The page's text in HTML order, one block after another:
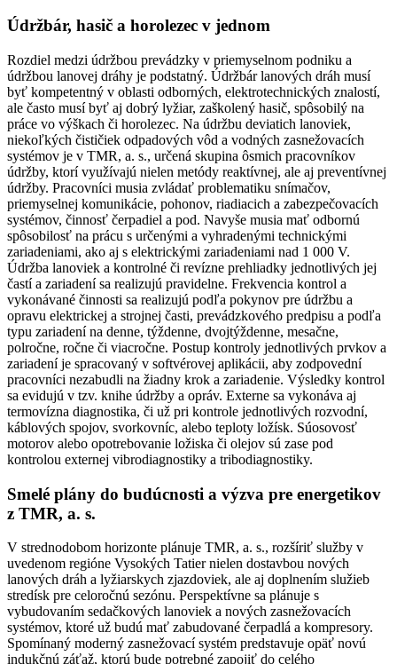
Údržbár, hasič a horolezec v jednom
Rozdiel medzi údržbou prevádzky v priemyselnom podniku a
údržbou lanovej dráhy je podstatný. Údržbár lanových dráh musí
byť kompetentný v oblasti odborných, elektrotechnických znalostí,
ale často musí byť aj dobrý lyžiar, zaškolený hasič, spôsobilý na
práce vo výškach či horolezec. Na údržbu deviatich lanoviek,
niekoľkých čističiek odpadových vôd a vodných zasnežovacích
systémov je v TMR, a. s., určená skupina ôsmich pracovníkov
údržby, ktorí využívajú nielen metódy reaktívnej, ale aj preventívnej
údržby. Pracovníci musia zvládať problematiku snímačov,
priemyselnej komunikácie, pohonov, riadiacich a zabezpečovacích
systémov, činnosť čerpadiel a pod. Navyše musia mať odbornú
spôsobilosť na prácu s určenými a vyhradenými technickými
zariadeniami, ako aj s elektrickými zariadeniami nad 1 000 V.
Údržba lanoviek a kontrolné či revízne prehliadky jednotlivých jej
častí a zariadení sa realizujú pravidelne. Frekvencia kontrol a
vykonávané činnosti sa realizujú podľa pokynov pre údržbu a
opravu elektrickej a strojnej časti, prevádzkového predpisu a podľa
typu zariadení na denne, týždenne, dvojtýždenne, mesačne,
polročne, ročne či viacročne. Postup kontroly jednotlivých prvkov a
zariadení je spracovaný v softvérovej aplikácii, aby zodpovední
pracovníci nezabudli na žiadny krok a zariadenie. Výsledky kontrol
sa evidujú v tzv. knihe údržby a opráv. Externe sa vykonáva aj
termovízna diagnostika, či už pri kontrole jednotlivých rozvodní,
káblových spojov, svorkovníc, alebo teploty ložísk. Súosovosť
motorov alebo opotrebovanie ložiska či olejov sú zase pod
kontrolou externej vibrodiagnostiky a tribodiagnostiky.
Smelé plány do budúcnosti a výzva pre energetikov
z TMR, a. s.
V strednodobom horizonte plánuje TMR, a. s., rozšíriť služby v
uvedenom regióne Vysokých Tatier nielen dostavbou nových
lanových dráh a lyžiarskych zjazdoviek, ale aj doplnením služieb
stredísk pre celoročnú sezónu. Perspektívne sa plánuje s
vybudovaním sedačkových lanoviek a nových zasnežovacích
systémov, ktoré už budú mať zabudované čerpadlá a kompresory.
Spomínaný moderný zasnežovací systém predstavuje opäť novú
indukčnú záťaž, ktorú bude potrebné zapojiť do celého